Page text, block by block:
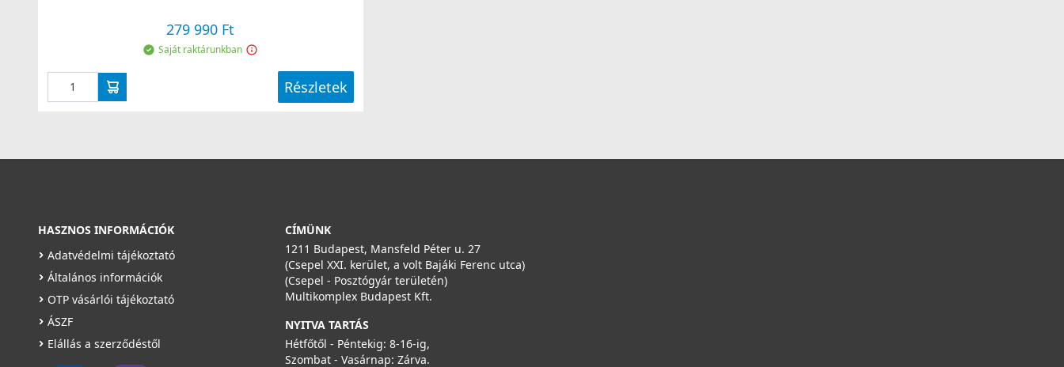
279 990 Ft
Saját raktárunkban
Részletek
HASZNOS INFORMÁCIÓK
Adatvédelmi tájékoztató
Általános információk
OTP vásárlói tájékoztató
ÁSZF
Elállás a szerződéstől
CÍMÜNK
1211 Budapest, Mansfeld Péter u. 27
(Csepel XXI. kerület, a volt Bajáki Ferenc utca)
(Csepel - Posztógyár területén)
Multikomplex Budapest Kft.
NYITVA TARTÁS
Hétfőtől - Péntekig: 8-16-ig,
Szombat - Vasárnap: Zárva.